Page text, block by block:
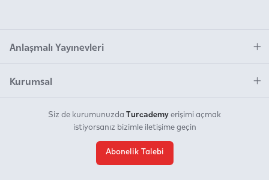
Anlaşmalı Yayınevleri
Kurumsal
Siz de kurumunuzda Turcademy erişimi açmak
istiyorsanız bizimle iletişime geçin
Abonelik Talebi